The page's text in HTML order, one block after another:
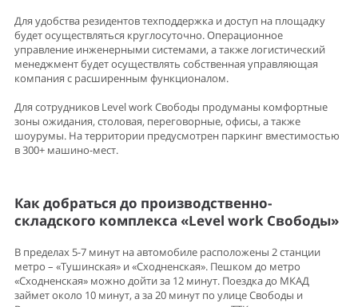
Для удобства резидентов техподдержка и доступ на площадку
будет осуществляться круглосуточно. Операционное
управление инженерными системами, а также логистический
менеджмент будет осуществлять собственная управляющая
компания с расширенным функционалом.
Для сотрудников Level work Свободы продуманы комфортные
зоны ожидания, столовая, переговорные, офисы, а также
шоурумы. На территории предусмотрен паркинг вместимостью
в 300+ машино-мест.
Как добраться до производственно-
складского комплекса «Level work Свободы»
В пределах 5-7 минут на автомобиле расположены 2 станции
метро – «Тушинская» и «Сходненская». Пешком до метро
«Сходненская» можно дойти за 12 минут. Поездка до МКАД
займет около 10 минут, а за 20 минут по улице Свободы и